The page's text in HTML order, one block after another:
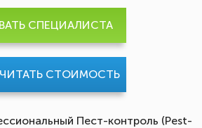
Пест-контроль (Pest-
СПЕЦИАЛИСТА
СТОИМОСТЬ